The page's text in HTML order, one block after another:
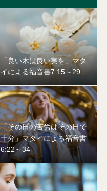
「良い木は良い実を」マタ
イによる福音書7:15～29
「その日の苦労はその日で
十分」マタイによる福音書
6:22～34